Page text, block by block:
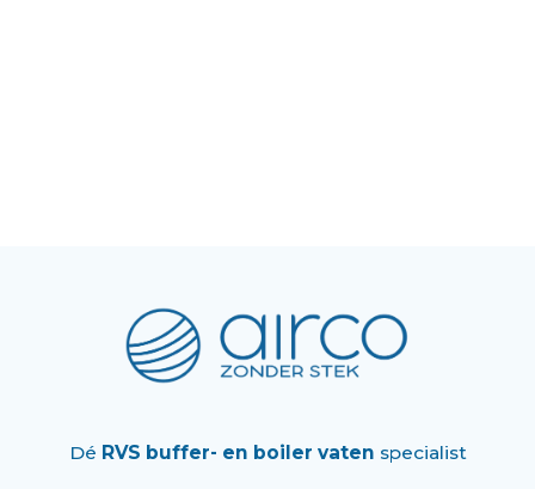
Dé RVS buffer- en boiler vaten specialist